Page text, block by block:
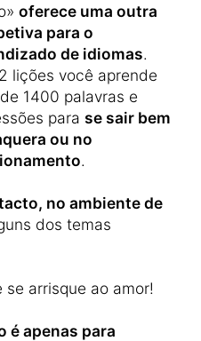
oferece uma outra
para o
de idiomas.
lições você aprende
1400 palavras e
para se sair bem
ou no
.
no ambiente de
dos temas
se arrisque ao amor!
é apenas para